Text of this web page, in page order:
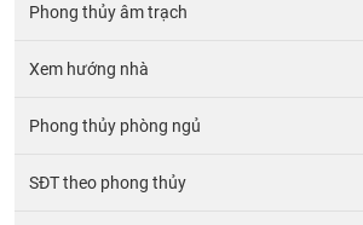
Phong thủy âm trạch
Xem hướng nhà
Phong thủy phòng ngủ
SĐT theo phong thủy